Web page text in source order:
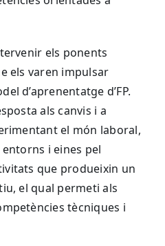
els ponents
els varen impulsar
d’aprenentatge d’FP.
als canvis i a
el món laboral,
i eines pel
que produeixin un
el qual permeti als
tècniques i